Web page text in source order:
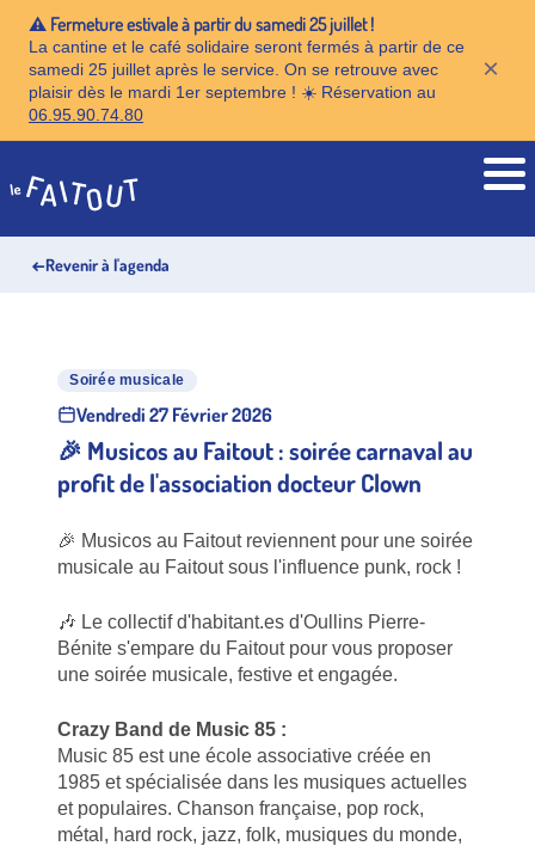
⚠️ Fermeture estivale à partir du samedi 25 juillet !
La cantine et le café solidaire seront fermés à partir de ce
samedi 25 juillet après le service. On se retrouve avec
plaisir dès le mardi 1er septembre ! ☀️ Réservation au
06.95.90.74.80
×
Accueil
←Revenir à l'agenda
Soirée musicale
Vendredi 27 Février 2026
🎉 Musicos au Faitout : soirée carnaval au
profit de l'association docteur Clown
🎉 Musicos au Faitout reviennent pour une soirée
musicale au Faitout sous l'influence punk, rock !
🎶 Le collectif d'habitant.es d'Oullins Pierre-
Bénite s'empare du Faitout pour vous proposer
une soirée musicale, festive et engagée.
Crazy Band de Music 85 :
Music 85 est une école associative créée en
1985 et spécialisée dans les musiques actuelles
et populaires. Chanson française, pop rock,
métal, hard rock, jazz, folk, musiques du monde,